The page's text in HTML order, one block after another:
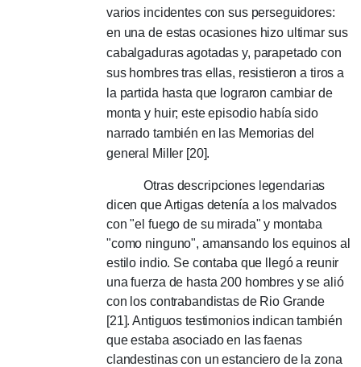
varios incidentes con sus perseguidores:
en una de estas ocasiones hizo ultimar sus
cabalgaduras agotadas y, parapetado con
sus hombres tras ellas, resistieron a tiros a
la partida hasta que lograron cambiar de
monta y huir;este episodio había sido
narrado también en las Memorias del
general Miller [20].
Otras descripciones legendarias
dicen que Artigas detenía a los malvados
con "el fuego de su mirada" y montaba
"como ninguno", amansando los equinos al
estilo indio. Se contaba que llegó a reunir
una fuerza de hasta 200 hombres y se alió
con los contrabandistas de Rio Grande
[21].Antiguos testimonios indican también
que estaba asociado en las faenas
clandestinas con un estanciero de la zona